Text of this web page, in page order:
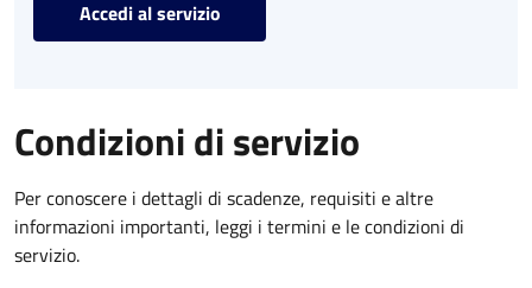
Accedi al servizio
Condizioni di servizio
Per conoscere i dettagli di scadenze, requisiti e altre
informazioni importanti, leggi i termini e le condizioni di
servizio.